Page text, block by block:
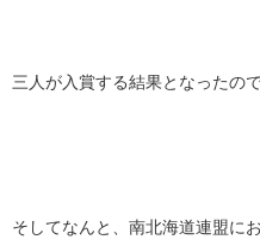
三人が入賞する結果となったので
そしてなんと、南北海道連盟に